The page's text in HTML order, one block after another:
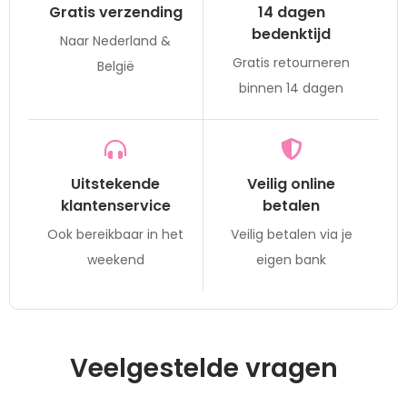
Gratis verzending
Naar Nederland &
België
14 dagen
bedenktijd
Gratis retourneren
binnen 14 dagen
Uitstekende
klantenservice
Ook bereikbaar in het
weekend
Veilig online
betalen
Veilig betalen via je
eigen bank
Veelgestelde vragen